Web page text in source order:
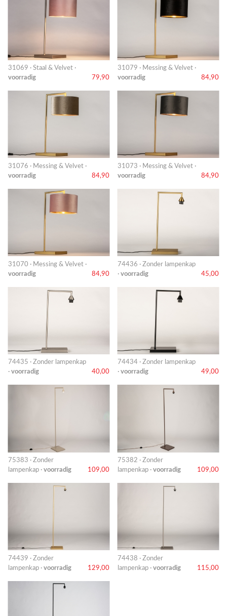
31069 · Staal & Velvet ·
voorradig
79,90
31079 · Messing & Velvet ·
voorradig
84,90
31076 · Messing & Velvet ·
voorradig
84,90
31073 · Messing & Velvet ·
voorradig
84,90
31070 · Messing & Velvet ·
voorradig
84,90
74436 · Zonder lampenkap
· voorradig 45,00
74435 · Zonder lampenkap
· voorradig 40,00
74434 · Zonder lampenkap
· voorradig 49,00
75383 · Zonder
lampenkap · voorradig 109,00
75382 · Zonder
lampenkap · voorradig 109,00
74439 · Zonder
lampenkap · voorradig 129,00
74438 · Zonder
lampenkap · voorradig 115,00